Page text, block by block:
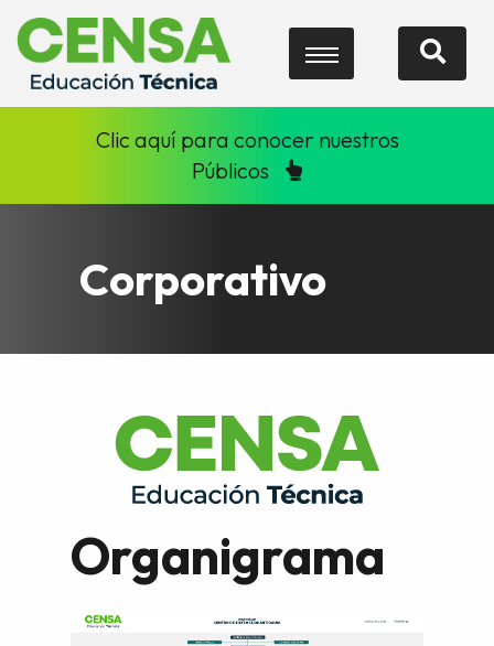
Clic aquí para conocer nuestros
Públicos
Corporativo
Organigrama